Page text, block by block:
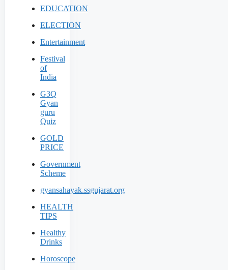
EDUCATION
ELECTION
Entertainment
Festival
of
India
G3Q
Gyan
guru
Quiz
GOLD
PRICE
Government
Scheme
gyansahayak.ssgujarat.org
HEALTH
TIPS
Healthy
Drinks
Horoscope